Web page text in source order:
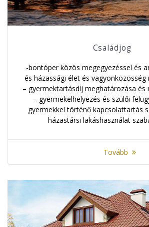
Családjog
-bontóper közös megegyezéssel és
és házassági élet és
– gyermektartásdíj meghatározása és
– gyermekelhelyezés és szülői
gyermekkel történő kapcsolattartás
házastársi lakáshasználat
Tovább